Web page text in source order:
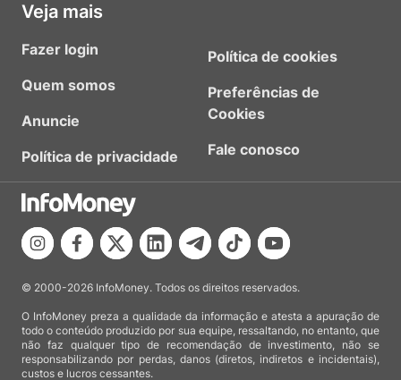
Veja mais
Fazer login
Quem somos
Anuncie
Política de privacidade
Política de cookies
Preferências de
Cookies
Fale conosco
© 2000-2026 InfoMoney. Todos os direitos reservados.
O InfoMoney preza a qualidade da informação e atesta a apuração de
todo o conteúdo produzido por sua equipe, ressaltando, no entanto, que
não faz qualquer tipo de recomendação de investimento, não se
responsabilizando por perdas, danos (diretos, indiretos e incidentais),
custos e lucros cessantes.